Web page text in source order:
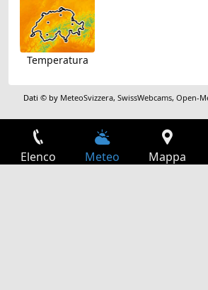
Temperatura
Dati © by MeteoSvizzera,SwissWebcams,Open-
Elenco Meteo Mappa